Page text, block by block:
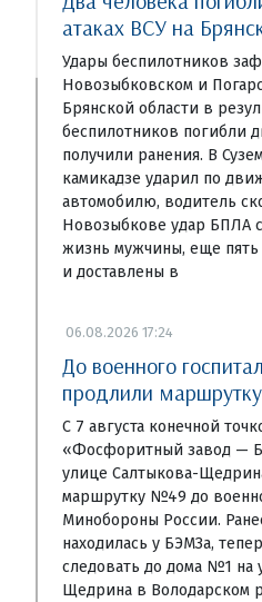
атаках ВСУ на
Удары беспилотников
Новозыбковском и
Брянской области в
беспилотников погибли
получили ранения. В
камикадзе ударил по
автомобилю, водитель
Новозыбкове удар БПЛА
жизнь мужчины, еще
и доставлены в
06.08.2026 17:24
До военного
продлили
С 7 августа конечной
«Фосфоритный завод —
улице Салтыкова-
маршрутку №49 до
Минобороны России.
находилась у БЭМЗа,
следовать до дома №1 на
Щедрина в Володарском